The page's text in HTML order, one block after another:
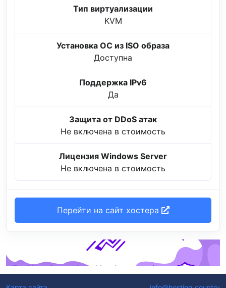
Тип виртуализации
KVM
Установка ОС из ISO образа
Доступна
Поддержка IPv6
Да
Защита от DDoS атак
Не включена в стоимость
Лицензия Windows Server
Не включена в стоимость
Перейти на сайт хостера